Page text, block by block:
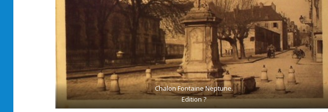
Chalon Fontaine Neptune.
Edition ?